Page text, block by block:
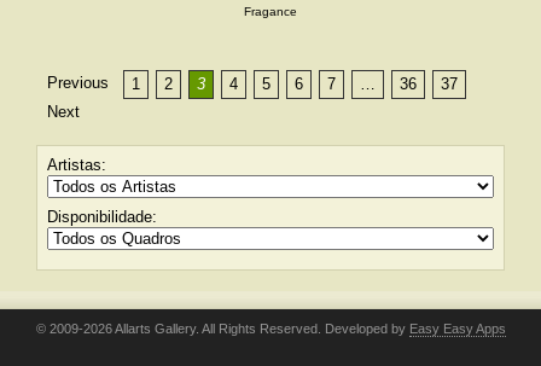
Fragance
Previous 1 2 3 4 5 6 7 … 36
37
Next
Artistas:
Disponibilidade:
© 2009-2026 Allarts Gallery. All Rights Reserved. Developed by Easy Easy Apps